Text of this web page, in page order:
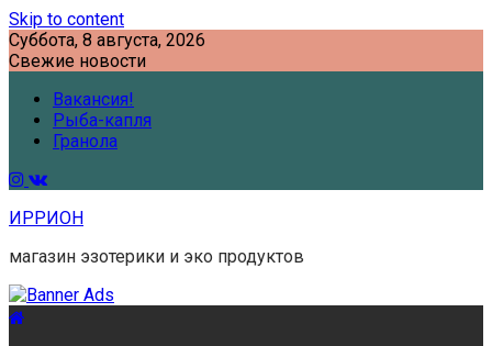
Skip to content
Суббота, 8 августа, 2026
Свежие новости
Вакансия!
Рыба-капля
Гранола
ИРРИОН
магазин эзотерики и эко продуктов